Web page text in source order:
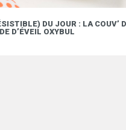
DU JOUR : LA COUV’
D’ÉVEIL OXYBUL